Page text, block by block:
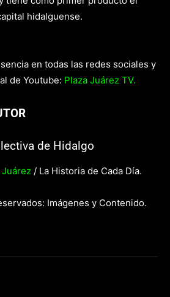
hidalguense.
en todas las redes sociales y
de Youtube: Plaza Juárez TV.
de Hidalgo
Juárez / La Historia de Cada Día.
Imágenes y Contenido.